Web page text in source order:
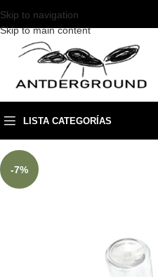
Skip to navigation
Skip to main content
LISTA CATEGORÍAS
-7%